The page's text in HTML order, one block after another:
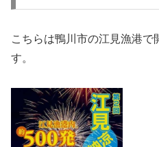
こちらは鴨川市の江見漁港
す。